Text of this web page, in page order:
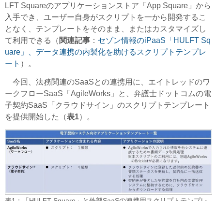
LFT Squareのアプリケーションストア「App Square」から
入手でき、ユーザー自身がスクリプトを一から開発するこ
となく、テンプレートをそのまま、またはカスタマイズし
て利用できる（ 関連記事 ： セゾン情報のiPaaS「HULFT Sq
uare」、データ連携の内製化を助けるスクリプトテンプレ
ート ）。
今回、法務関連のSaaSとの連携用に、エイトレッドのワ
ークフローSaaS「AgileWorks」と、弁護士ドットコムの電
子契約SaaS「クラウドサイン」のスクリプトテンプレート
を提供開始した（表1）。